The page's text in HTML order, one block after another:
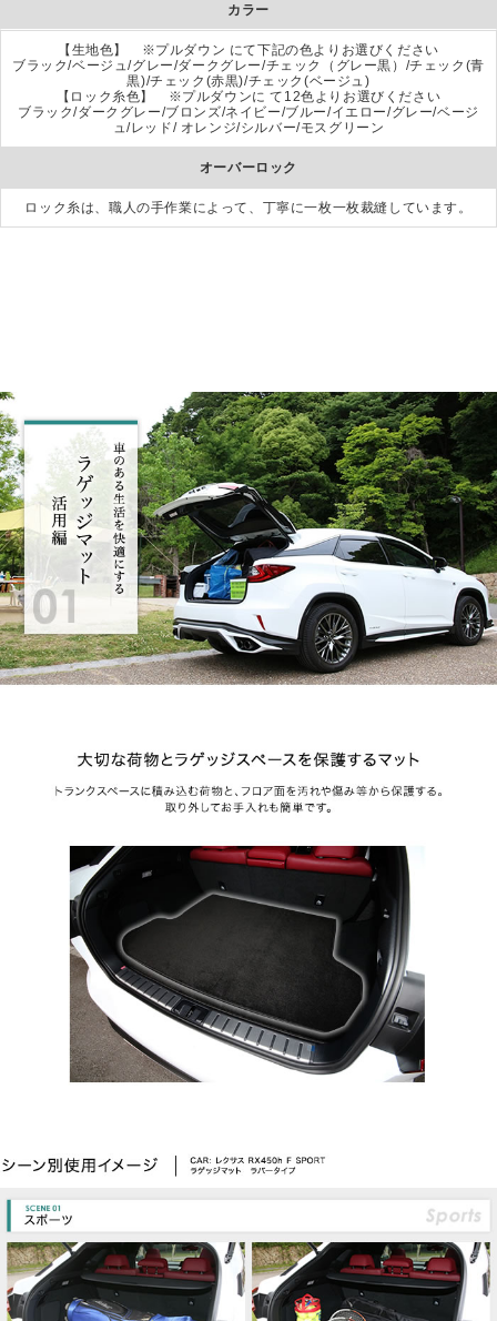
カラー
【生地色】 ※プルダウン にて下記の色よりお選びください
ブラック/ベージュ/グレー/ダークグレー/チェック（グレー黒）/チェック(青
黒)/チェック(赤黒)/チェック(ベージュ)
【ロック糸色】 ※プルダウンに て12色よりお選びください
ブラック/ダークグレー/ブロンズ/ネイビー/ブルー/イエロー/グレー/ベージ
ュ/レッド/ オレンジ/シルバー/モスグリーン
オーバーロック
ロック糸は、職人の手作業によって、丁寧に一枚一枚裁縫しています。